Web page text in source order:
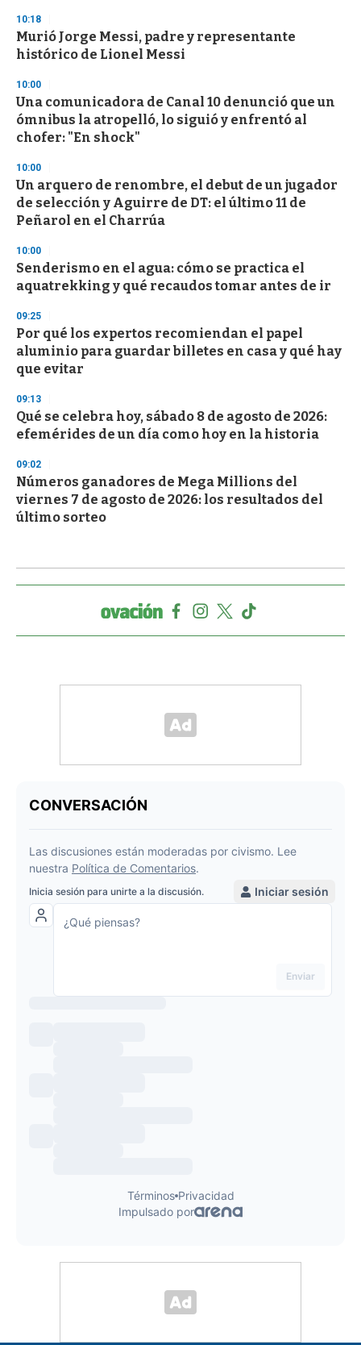
s
e
c
o
d
s
10:18
Murió Jorge Messi, padre y representante
histórico de Lionel Messi
10:00
Una comunicadora de Canal 10 denunció que un
ómnibus la atropelló, lo siguió y enfrentó al
chofer: "En shock"
10:00
Un arquero de renombre, el debut de un jugador
de selección y Aguirre de DT: el último 11 de
Peñarol en el Charrúa
10:00
Senderismo en el agua: cómo se practica el
aquatrekking y qué recaudos tomar antes de ir
09:25
Por qué los expertos recomiendan el papel
aluminio para guardar billetes en casa y qué hay
que evitar
09:13
Qué se celebra hoy, sábado 8 de agosto de 2026:
efemérides de un día como hoy en la historia
09:02
Números ganadores de Mega Millions del
viernes 7 de agosto de 2026: los resultados del
último sorteo